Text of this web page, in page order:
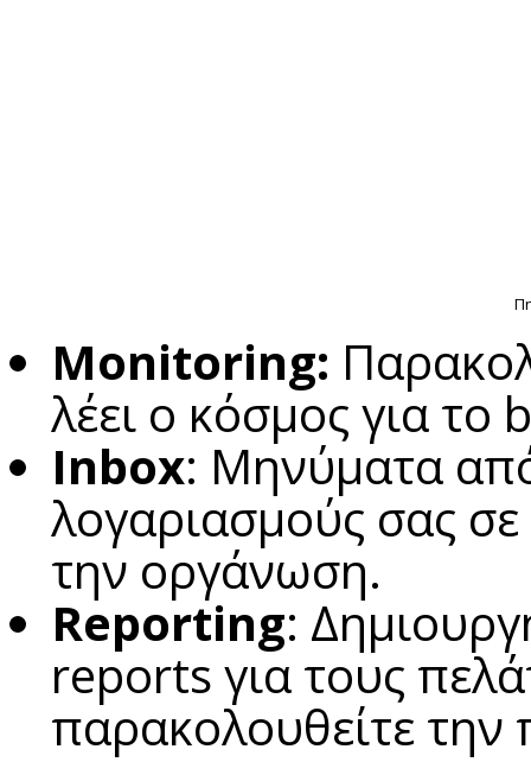
Monitoring:
λέει ο κόσμος για το
Inbox: Μηνύματα
λογαριασμούς σας
την οργάνωση.
Reporting:
reports για τους
παρακολουθείτε την